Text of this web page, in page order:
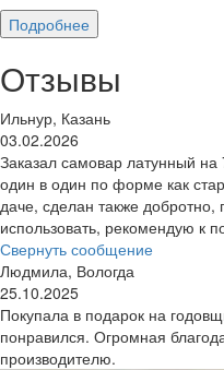
Подробнее
Отзывы
Ильнур, Казань
03.02.2026
Заказал самовар латунный на
один в один по форме как
даче, сделан также
использовать, рекомендую к
Свернуть сообщение
Людмила, Вологда
25.10.2025
Покупала в подарок на
понравился. Огромная
производителю.